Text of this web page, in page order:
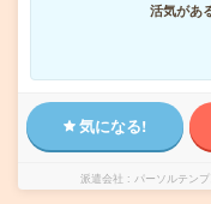
活気があ
気になる!
派遣会社 パーソルテン